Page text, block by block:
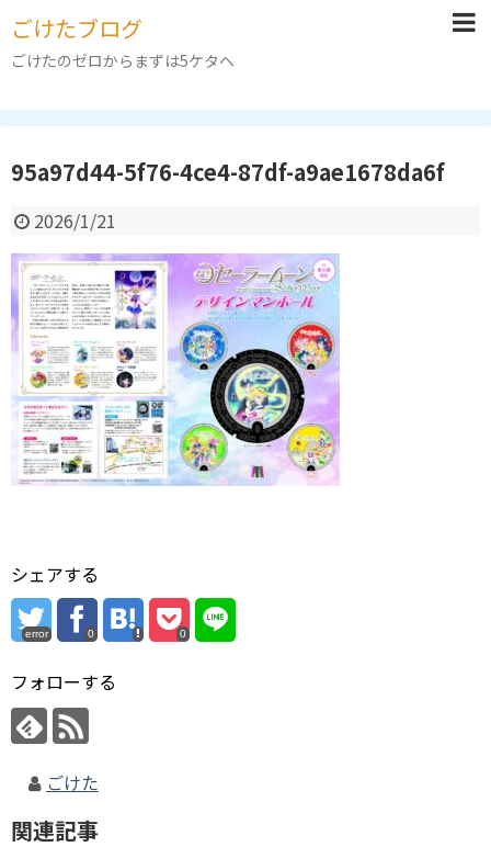
ごけたブログ
ごけたのゼロからまずは5ケタへ
95a97d44-5f76-4ce4-87df-a9ae1678da6f
2026/1/21
シェアする
error 0 0
フォローする
ごけた
関連記事